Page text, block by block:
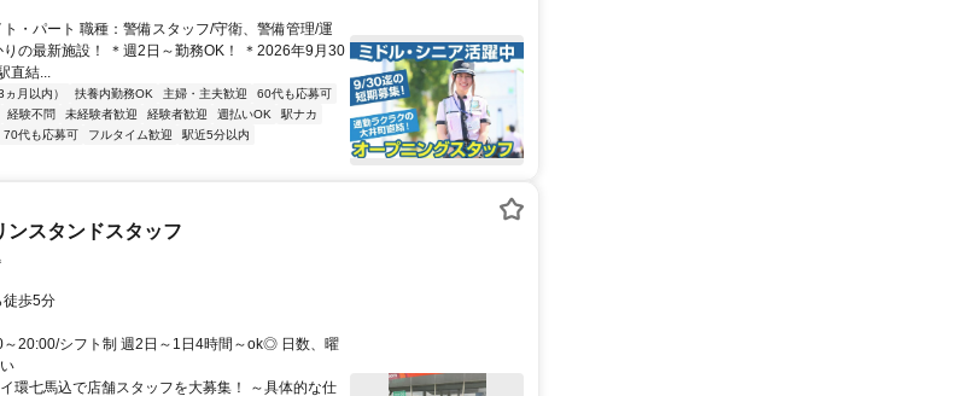
・パート 職種：警備スタッフ/守衛、警備管理/運
の最新施設！ ＊週2日～勤務OK！ ＊2026年9月30
直結...
月以内） 扶養内勤務OK 主婦・主夫歓迎
60代も応募可
経験不問 未経験者歓迎 経験者歓迎 週払いOK
駅ナカ
70代も応募可 フルタイム歓迎
駅近5分以内
スタンドスタッフ
徒歩5分
20:00/シフト制 週2日～1日4時間～ok◎ 日数、曜
環七馬込で店舗スタッフを大募集！ ～具体的な仕